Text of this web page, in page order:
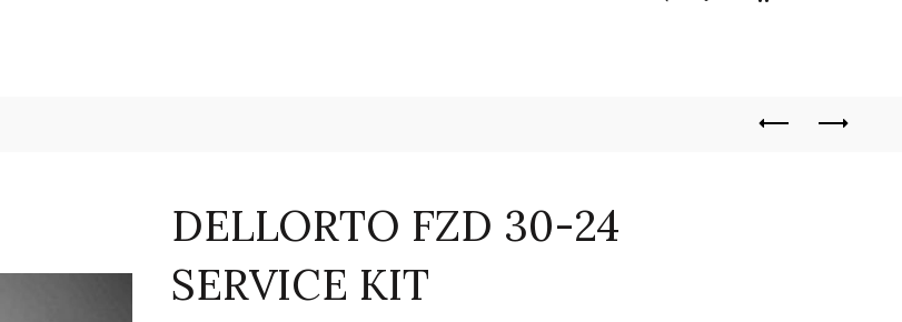
DELLORTO FZD 30-24
SERVICE KIT